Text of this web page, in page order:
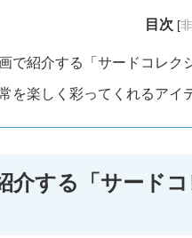
目次 [
で紹介する「サードコレク
を楽しく彩ってくれるアイ
介する「サード